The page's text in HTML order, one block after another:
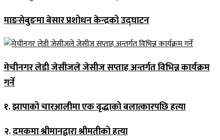
माङसेबुङमा बेसार प्रशोधन केन्द्रको उद्घाटन
मेचीनगर लेडी जेसीजले जेसीज सप्ताह अन्तर्गत विभिन्न कार्यक्रम
गर्ने
१.झापाको चारआलीमा एक वृद्धाको बलात्कारपछि हत्या
२.दमकमा श्रीमानद्वारा श्रीमतीको हत्या